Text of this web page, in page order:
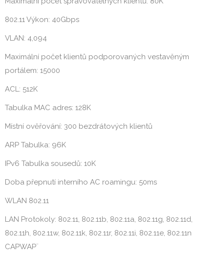
802.11 Výkon: 40Gbps
VLAN: 4,094
Maximální počet klientů podporovaných vestavěným
portálem: 15000
ACL: 512K
Tabulka MAC adres: 128K
Místní ověřování: 300 bezdrátových klientů
ARP Tabulka: 96K
IPv6 Tabulka sousedů: 10K
Doba přepnutí interního AC roamingu: 50ms
WLAN 802.11
LAN Protokoly: 802.11, 802.11b, 802.11a, 802.11g, 802.11d,
802.11h, 802.11w, 802.11k, 802.11r, 802.11i, 802.11e, 802.11n
CAPWAP¨